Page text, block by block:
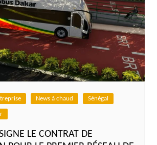
News à chaud Sénégal
LE CONTRAT DE